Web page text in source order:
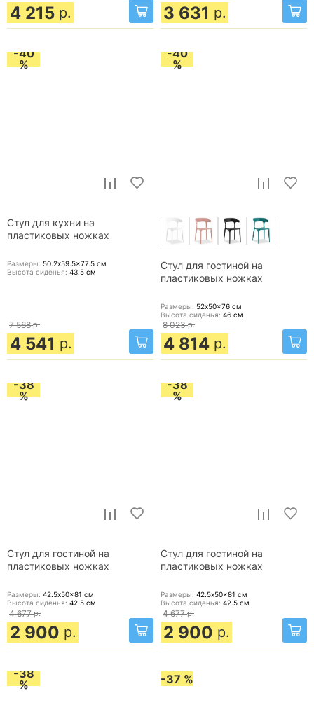
4 215 р. 3 631 р.
-40
%
Стул для кухни на
пластиковых ножках
Размеры: 50.2x59.5x77.5 см
Высота сиденья: 43.5 см
7 568 р.
4 541 р.
-40
%
Стул для гостиной на
пластиковых ножках
Размеры: 52x50x76 см
Высота сиденья: 46 см
8 023 р.
4 814 р.
-38
%
Стул для гостиной на
пластиковых ножках
Размеры: 42.5x50x81 см
Высота сиденья: 42.5 см
4 677 р.
2 900 р.
-38
%
Стул для гостиной на
пластиковых ножках
Размеры: 42.5x50x81 см
Высота сиденья: 42.5 см
4 677 р.
2 900 р.
-38
%
-37 %